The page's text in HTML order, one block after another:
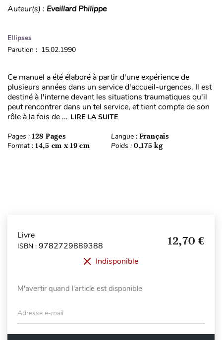
Auteur(s) : Eveillard Philippe
Ellipses
Parution : 15.02.1990
Ce manuel a été élaboré à partir d'une expérience de
plusieurs années dans un service d'accueil-urgences. Il est
destiné à l'interne devant les situations traumatiques qu'il
peut rencontrer dans un tel service, et tient compte de son
rôle à la fois de ... LIRE LA SUITE
Pages : 128 Pages Langue : Français
Format : 14,5 cm x 19 cm Poids : 0,175 kg
Livre
ISBN : 9782729889388 12,70 €
Indisponible
M'avertir quand l'article est disponible
Adresse e-mail